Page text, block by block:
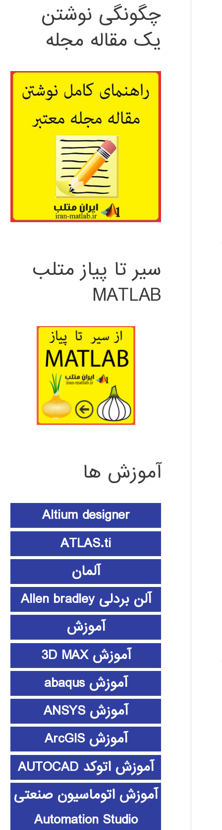
چگونگی نوشتن
یک مقاله مجله
سیر تا پیاز متلب
MATLAB
آموزش ها
Altium designer
ATLAS.ti
آلمان
آلن بردلی Allen bradley
آموزش
آموزش 3D MAX
آموزش abaqus
آموزش ANSYS
آموزش ArcGIS
آموزش اتوکد AUTOCAD
آموزش اتوماسیون صنعتی
Automation Studio